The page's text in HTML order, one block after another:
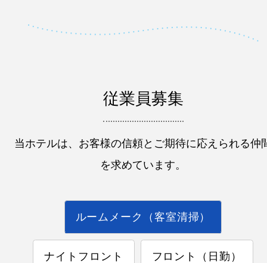
従業員募集
当ホテルは、お客様の信頼とご期待に応えられる仲
を求めています。
ルームメーク（客室清掃）
ナイトフロント フロント（日勤）